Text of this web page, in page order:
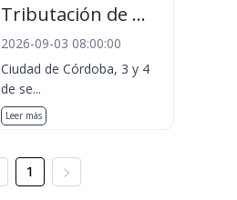
Tributación de ...
2026-09-03 08:00:00
Ciudad de Córdoba, 3 y 4
de se...
Leer más
1